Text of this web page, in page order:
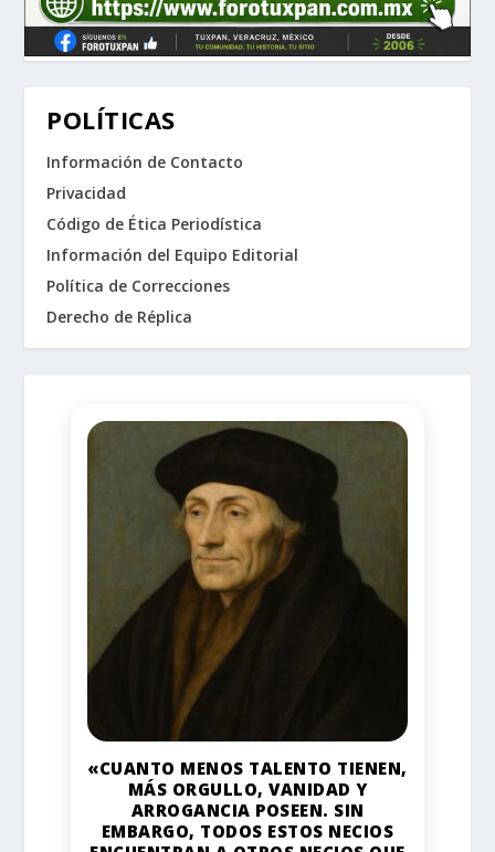
POLÍTICAS
Información de Contacto
Privacidad
Código de Ética Periodística
Información del Equipo Editorial
Política de Correcciones
Derecho de Réplica
«CUANTO MENOS TALENTO TIENEN,
MÁS ORGULLO, VANIDAD Y
ARROGANCIA POSEEN. SIN
EMBARGO, TODOS ESTOS NECIOS